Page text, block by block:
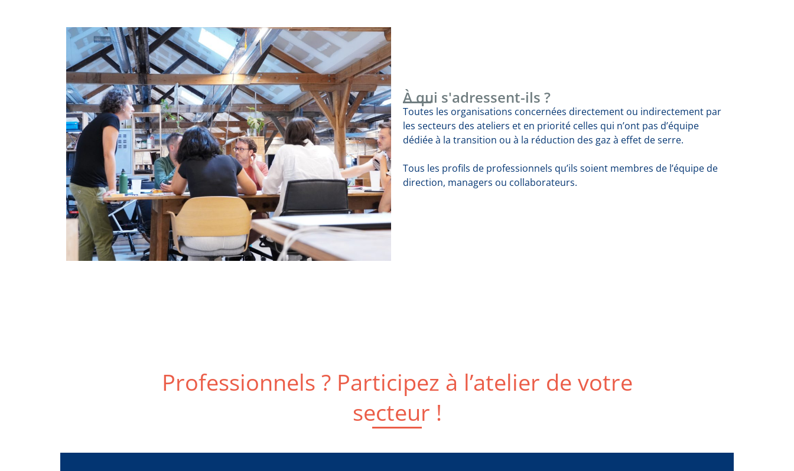
À qui s'adressent-ils ?
Toutes les organisations concernées directement ou indirectement par
les secteurs des ateliers et en priorité celles qui n’ont pas d’équipe
dédiée à la transition ou à la réduction des gaz à effet de serre.
Tous les profils de professionnels qu’ils soient membres de l’équipe de
direction, managers ou collaborateurs.
Professionnels ? Participez à l’atelier de votre
secteur !